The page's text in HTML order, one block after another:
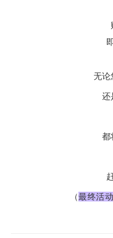
无论
还
都
（最终活